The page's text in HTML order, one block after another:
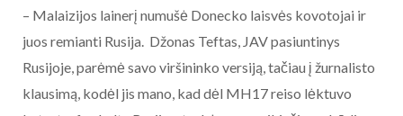
– Malaizijos lainerį numušė Donecko laisvės kovotojai ir
juos remianti Rusija. Džonas Teftas, JAV pasiuntinys
Rusijoje, parėmė savo viršininko versiją, tačiau į žurnalisto
klausimą, kodėl jis mano, kad dėl MH17 reiso lėktuvo